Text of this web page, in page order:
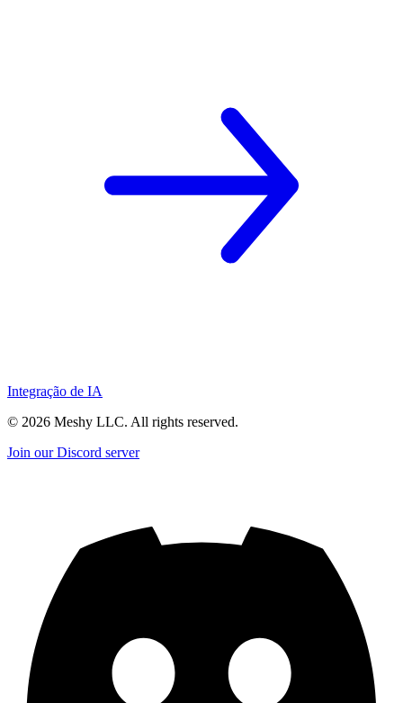
Integração de IA
© 2026 Meshy LLC. All rights reserved.
Join our Discord server